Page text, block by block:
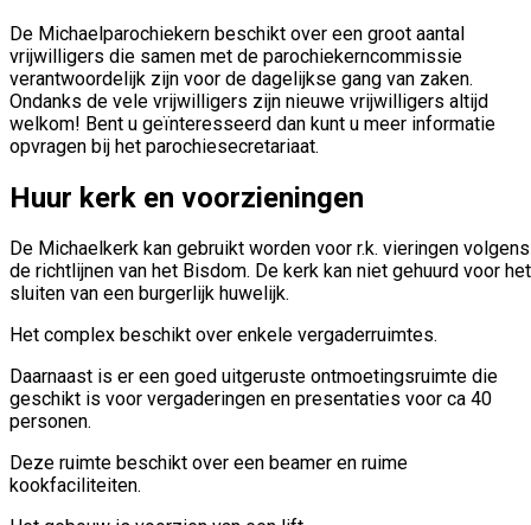
De Michaelparochiekern beschikt over een groot aantal
vrijwilligers die samen met de parochiekerncommissie
verantwoordelijk zijn voor de dagelijkse gang van zaken.
Ondanks de vele vrijwilligers zijn nieuwe vrijwilligers altijd
welkom! Bent u geïnteresseerd dan kunt u meer informatie
opvragen bij het parochiesecretariaat.
Huur kerk en voorzieningen
De Michaelkerk kan gebruikt worden voor r.k. vieringen volgens
de richtlijnen van het Bisdom. De kerk kan niet gehuurd voor het
sluiten van een burgerlijk huwelijk.
Het complex beschikt over enkele vergaderruimtes.
Daarnaast is er een goed uitgeruste ontmoetingsruimte die
geschikt is voor vergaderingen en presentaties voor ca 40
personen.
Deze ruimte beschikt over een beamer en ruime
kookfaciliteiten.